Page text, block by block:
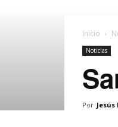
Inicio
Noticias
Por Jesús